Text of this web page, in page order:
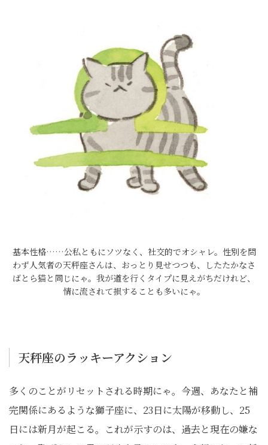
基本性格……公私ともにソツなく、社交的でオシャレ。性別を問
わず人気者の天秤座さんは、おっとり見せつつも、したたかなさ
ばとら猫と同じにゃ。我が道を行くタイプに見えがちだけれど、
情に流されて損することも多いにゃ。
天秤座のラッキーアクション
多くのことがリセットされる時期にゃ。今週、あなたと補
完関係にあるような獅子座に、23日に太陽が移動し、25
日には新月が起こる。これが示すのは、過去と現在の嫌な